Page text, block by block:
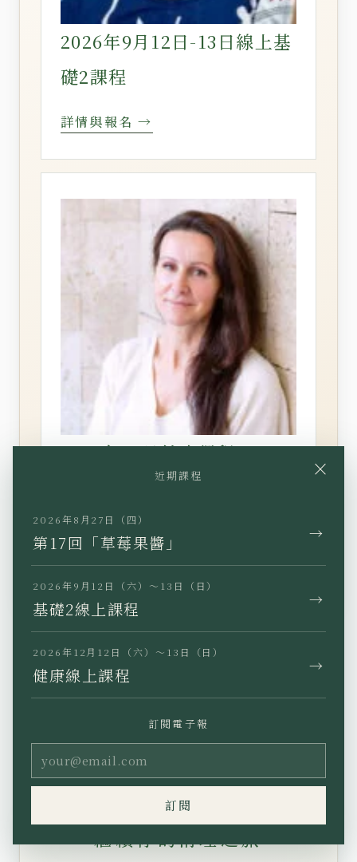
2026年9月12日-13日線上基
礎2課程
詳情與報名 →
2026年12月健康課程
查看其他課程・活動 →
← 上一篇
修・藍博士訪談 一覽
繼續你的清理之旅
×
近期課程
2026年8月27日（四）
第17回「草莓果醬」 →
2026年9月12日（六）～13日（日）
基礎2線上課程 →
2026年12月12日（六）～13日（日）
健康線上課程 →
訂閱電子報
訂閱